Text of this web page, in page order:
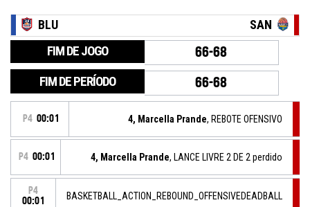
BLU SAN
FIM DE JOGO 66-68
FIM DE PERÍODO 66-68
P4 00:01 4, Marcella Prande, REBOTE OFENSIVO
P4 00:01 4, Marcella Prande, LANCE LIVRE 2 DE 2 perdido
P4
00:01
BASKETBALL_ACTION_REBOUND_OFFENSIVEDEADBALL